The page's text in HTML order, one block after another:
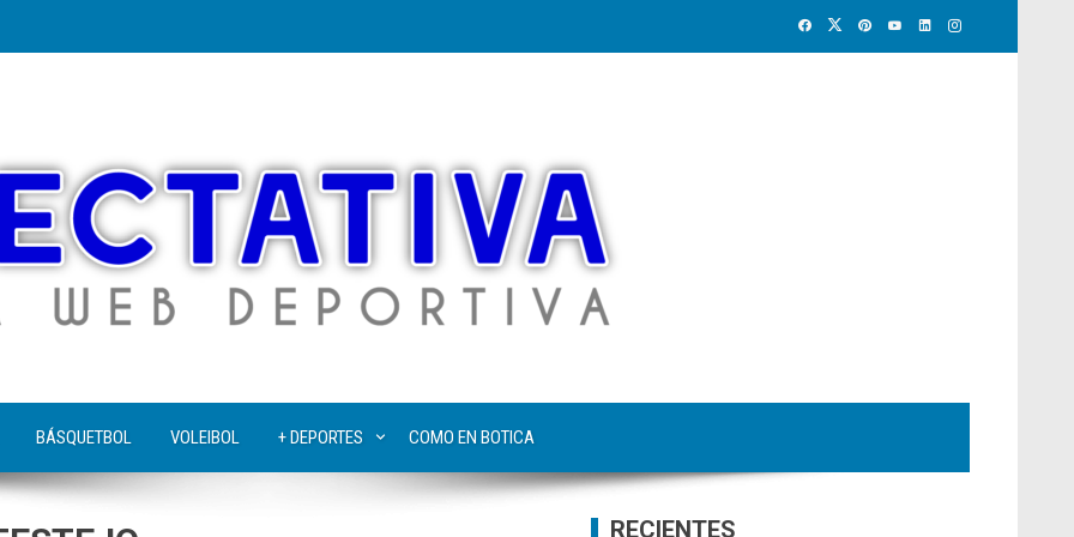
BÁSQUETBOL VOLEIBOL + DEPORTES COMO EN BOTICA
RECIENTES